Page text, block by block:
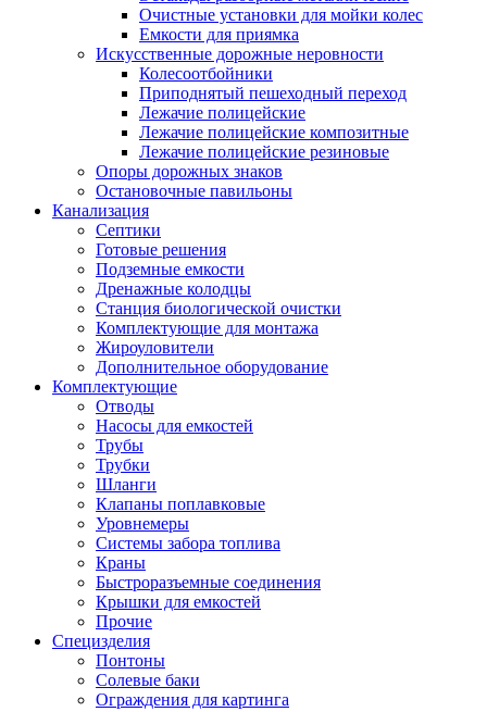
Очистные установки для мойки колес
Емкости для приямка
Искусственные дорожные неровности
Колесоотбойники
Приподнятый пешеходный переход
Лежачие полицейские
Лежачие полицейские композитные
Лежачие полицейские резиновые
Опоры дорожных знаков
Остановочные павильоны
Канализация
Септики
Готовые решения
Подземные емкости
Дренажные колодцы
Станция биологической очистки
Комплектующие для монтажа
Жироуловители
Дополнительное оборудование
Комплектующие
Отводы
Насосы для емкостей
Трубы
Трубки
Шланги
Клапаны поплавковые
Уровнемеры
Системы забора топлива
Краны
Быстроразъемные соединения
Крышки для емкостей
Прочие
Специзделия
Понтоны
Солевые баки
Ограждения для картинга